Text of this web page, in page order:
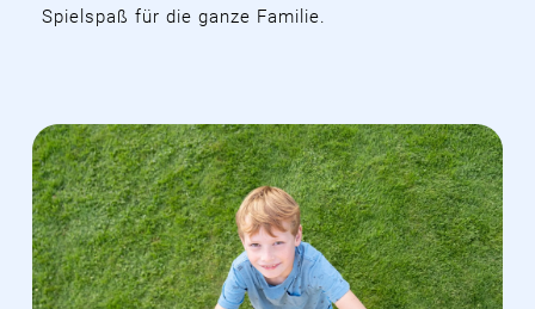
Spielspaß für die ganze Familie.